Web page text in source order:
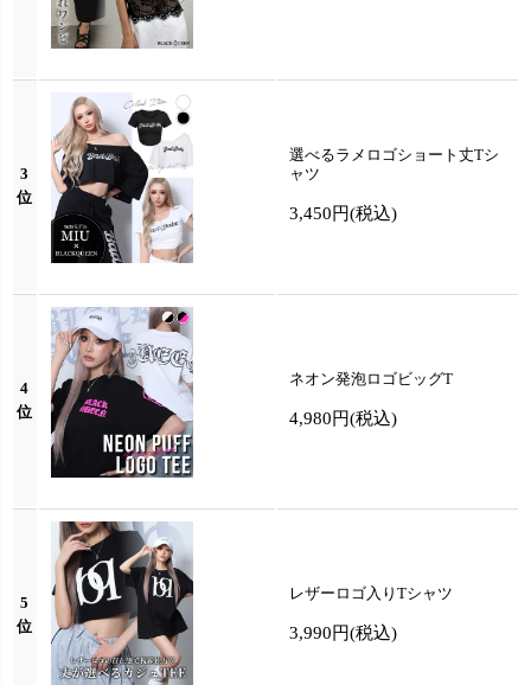
3
位
選べるラメロゴショート丈Tシ
ャツ
3,450円(税込)
4
位
ネオン発泡ロゴビッグT
4,980円(税込)
5
位
レザーロゴ入りTシャツ
3,990円(税込)